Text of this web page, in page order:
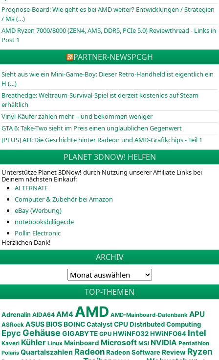
Prognose-Board: Wie geht es bei AMD weiter? Entwicklungen / Strategien
/ Ma (…)
AMD Ryzen 7000/8000 (ZEN4, AM5, DDR5, PCIe 5.0) Reviewthread - Links in
Post 1
PARTNER-NEWSPCGH
Sieht aus wie ein Mini-Game-Boy: Dieser Retro-Handheld ist eigentlich ein
H (…)
Breathedge: Weltraum-Survival-Spiel ist derzeit kostenlos auf Steam
erhältlich
Vinyl-Käufer zahlen mehr – und bekommen weniger
GTA 6: Take-Two sieht im Preis einen unglaublichen Gegenwert
[PLUS] ATI: Die Geschichte hinter Radeon und AMD-Grafikchips - Teil 1
PLANET 3DNOW! HELFEN
Unterstütze Planet 3DNow! durch Nutzung unserer Affiliate Links bei
Deinem nächsten Einkauf:
ALTERNATE
Computer & Zubehör bei Amazon
eBay (Werbung)
notebooksbilliger.de
Pollin Electronic
Herzlichen Dank!
ARCHIV
TOP-THEMEN
Adrenalin AIDA64 AM4AMD AMD-Mainboard-Datenbank APU
ASRock ASUSBIOSBOINC Catalyst CPU Distributed Computing
Epyc Gehäuse GIGABYTE GPU HWiNFO32HWiNFO64 Intel
Kaveri Kühler Linux Mainboard Microsoft MSI NVIDIA Pentathlon
Polaris Quartalszahlen RadeonRadeon SoftwareReview Ryzen